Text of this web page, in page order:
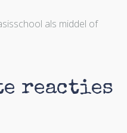
als middel of
reacties